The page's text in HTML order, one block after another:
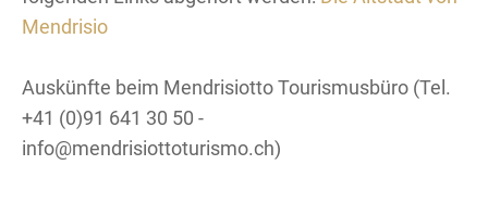
Mendrisio
Auskünfte beim Mendrisiotto Tourismusbüro (Tel.
+41 (0)91 641 30 50 -
info@mendrisiottoturismo.ch)